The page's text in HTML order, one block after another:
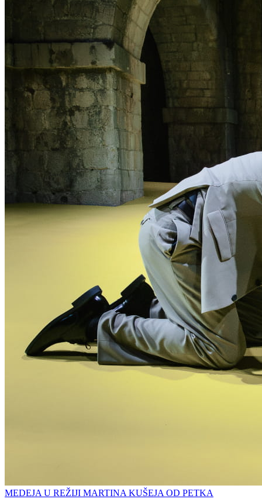
MEDEJA U REŽIJI MARTINA KUŠEJA OD PETKA